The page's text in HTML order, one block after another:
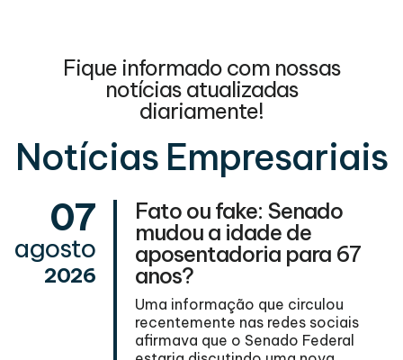
Fique informado com nossas
notícias atualizadas
diariamente!
Notícias Empresariais
07
agosto
2026
Fato ou fake: Senado
mudou a idade de
aposentadoria para 67
anos?
Uma informação que circulou
recentemente nas redes sociais
afirmava que o Senado Federal